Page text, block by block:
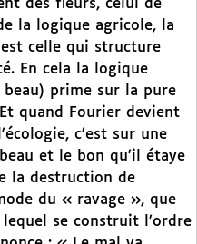
des fleurs, celui de
la logique agricole, la
celle qui structure
En cela la logique
prime sur la pure
quand Fourier devient
c’est sur une
et le bon qu’il étaye
la destruction de
du « ravage », que
se construit l’ordre